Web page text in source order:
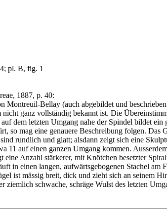
pl. B, fig. 1
1887, p. 40:
Montreuil-Bellay (auch abgebildet und
ganz vollständig bekannt ist. Die
dem letzten Umgang nahe der Spindel bildet
so mag eine genauere Beschreibung folgen.
rundlich und glatt; alsdann zeigt sich eine
11 auf einen ganzen Umgang kommen.
Anzahl stärkerer, mit Knötchen besetzter
in einen langen, aufwärtsgebogenen Stachel am
ist mässig breit, dick und zieht sich an seinem
ziemlich schwache, schräge Wulst des letzten